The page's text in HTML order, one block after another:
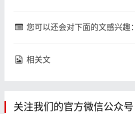
您可以还会对下面的文感兴趣：
相关文
关注我们的官方微信公众号